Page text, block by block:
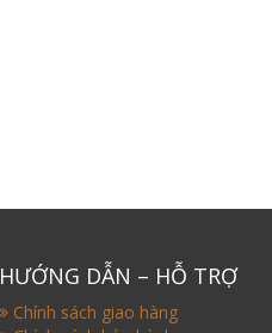
HƯỚNG DẪN – HỖ TRỢ
Chính sách giao hàng